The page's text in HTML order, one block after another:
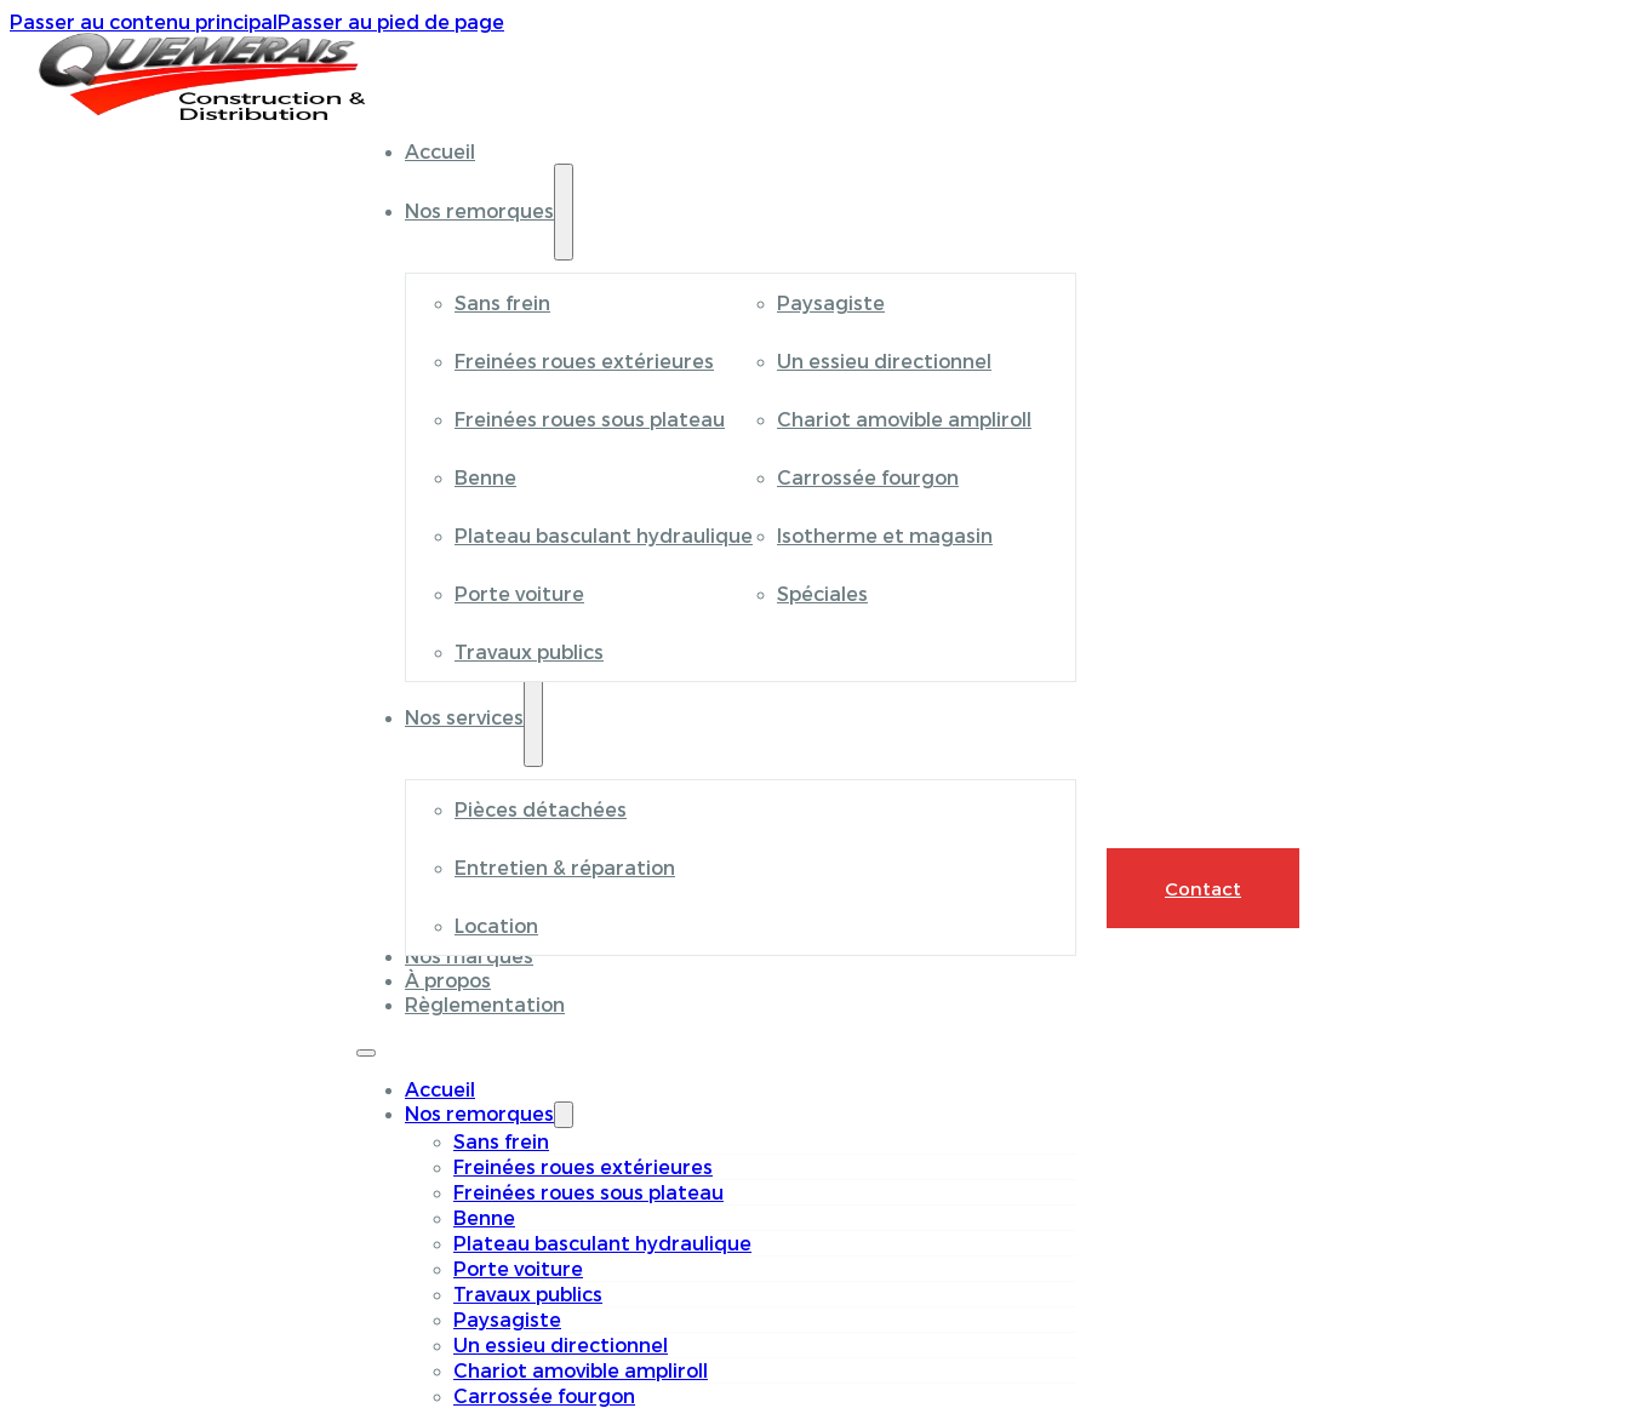
Passer au contenu principalPasser au pied de page
Accueil
Nos remorques
Sans frein
Freinées roues extérieures
Freinées roues sous plateau
Benne
Plateau basculant hydraulique
Porte voiture
Travaux publics
Paysagiste
Un essieu directionnel
Chariot amovible ampliroll
Carrossée fourgon
Isotherme et magasin
Spéciales
Nos services
Pièces détachées
Entretien & réparation
Location
Nos marques
À propos
Règlementation
Accueil
Nos remorques
Sans frein
Freinées roues extérieures
Freinées roues sous plateau
Benne
Plateau basculant hydraulique
Porte voiture
Travaux publics
Paysagiste
Un essieu directionnel
Chariot amovible ampliroll
Carrossée fourgon
Contact